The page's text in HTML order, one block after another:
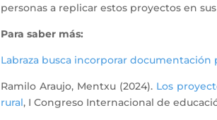
personas a replicar estos proyectos en
Para saber más:
Labraza busca incorporar
Ramilo Araujo, Mentxu (2024). Los
rural, I Congreso Internacional de